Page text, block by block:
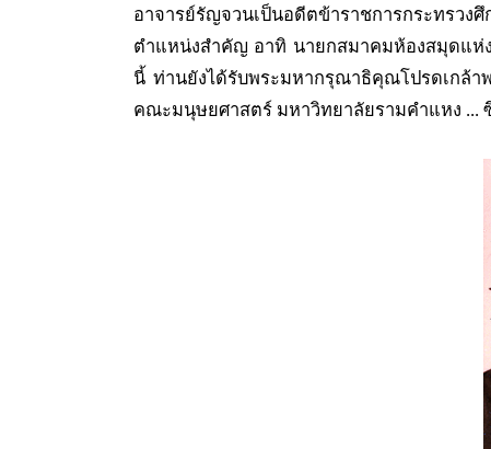
อาจารย์รัญจวนเป็นอดีตข้าราชการกระทรว
ตำแหน่งสำคัญ อาทิ นายกสมาคมห้องสมุดแห่
นี้ ท่านยังได้รับพระมหากรุณาธิคุณโปรดเกล้
คณะมนุษยศาสตร์ มหาวิทยาลัยรามคำแหง ...